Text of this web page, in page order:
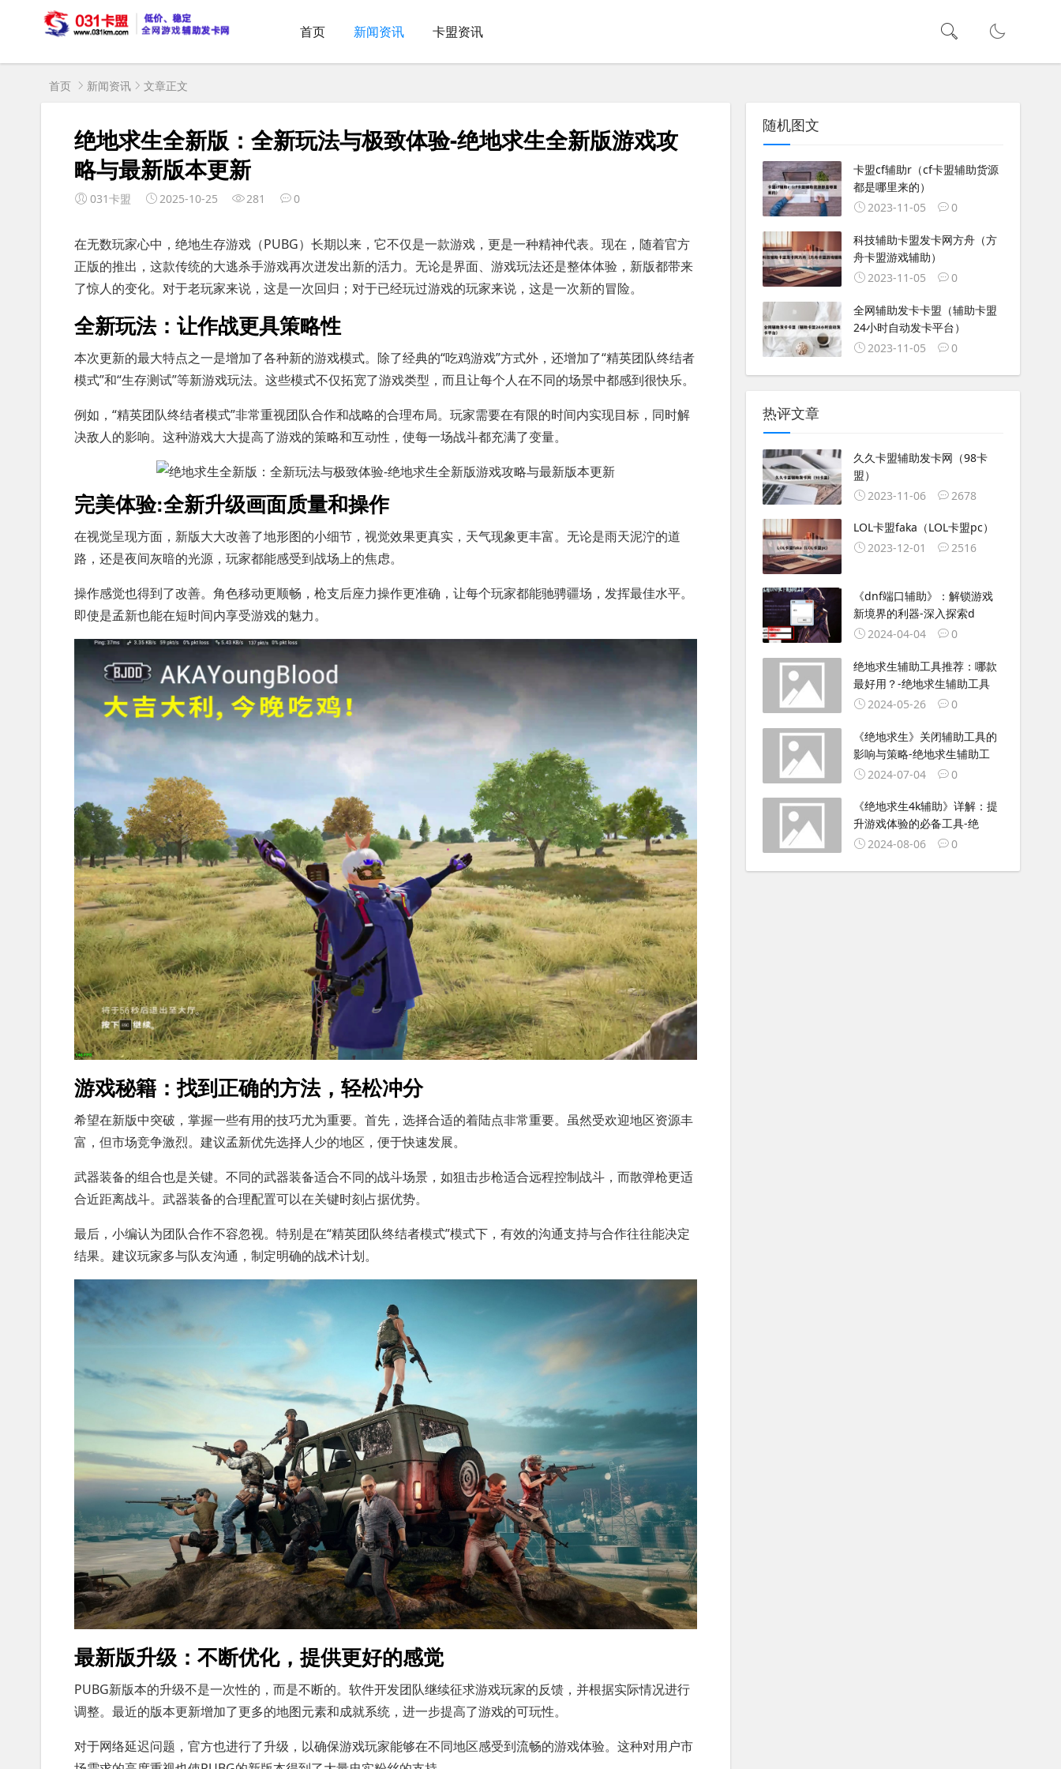
首页 新闻资讯 卡盟资讯
首页 新闻资讯 文章正文
绝地求生全新版：全新玩法与极致体验-绝地求生全新版游戏攻
略与最新版本更新
031卡盟 2025-10-25 281 0
在无数玩家心中，绝地生存游戏（PUBG）长期以来，它不仅是一款游戏，更是一种精神代表。现在，随着官方
正版的推出，这款传统的大逃杀手游戏再次迸发出新的活力。无论是界面、游戏玩法还是整体体验，新版都带来
了惊人的变化。对于老玩家来说，这是一次回归；对于已经玩过游戏的玩家来说，这是一次新的冒险。
全新玩法：让作战更具策略性
本次更新的最大特点之一是增加了各种新的游戏模式。除了经典的“吃鸡游戏”方式外，还增加了“精英团队终结者
模式”和“生存测试”等新游戏玩法。这些模式不仅拓宽了游戏类型，而且让每个人在不同的场景中都感到很快乐。
例如，“精英团队终结者模式”非常重视团队合作和战略的合理布局。玩家需要在有限的时间内实现目标，同时解
决敌人的影响。这种游戏大大提高了游戏的策略和互动性，使每一场战斗都充满了变量。
完美体验:全新升级画面质量和操作
在视觉呈现方面，新版大大改善了地形图的小细节，视觉效果更真实，天气现象更丰富。无论是雨天泥泞的道
路，还是夜间灰暗的光源，玩家都能感受到战场上的焦虑。
操作感觉也得到了改善。角色移动更顺畅，枪支后座力操作更准确，让每个玩家都能驰骋疆场，发挥最佳水平。
即使是孟新也能在短时间内享受游戏的魅力。
游戏秘籍：找到正确的方法，轻松冲分
希望在新版中突破，掌握一些有用的技巧尤为重要。首先，选择合适的着陆点非常重要。虽然受欢迎地区资源丰
富，但市场竞争激烈。建议孟新优先选择人少的地区，便于快速发展。
武器装备的组合也是关键。不同的武器装备适合不同的战斗场景，如狙击步枪适合远程控制战斗，而散弹枪更适
合近距离战斗。武器装备的合理配置可以在关键时刻占据优势。
最后，小编认为团队合作不容忽视。特别是在“精英团队终结者模式”模式下，有效的沟通支持与合作往往能决定
结果。建议玩家多与队友沟通，制定明确的战术计划。
最新版升级：不断优化，提供更好的感觉
PUBG新版本的升级不是一次性的，而是不断的。软件开发团队继续征求游戏玩家的反馈，并根据实际情况进行
调整。最近的版本更新增加了更多的地图元素和成就系统，进一步提高了游戏的可玩性。
对于网络延迟问题，官方也进行了升级，以确保游戏玩家能够在不同地区感受到流畅的游戏体验。这种对用户市
随机图文
卡盟cf辅助r（cf卡盟辅助货源
都是哪里来的）
2023-11-05
0
科技辅助卡盟发卡网方舟（方
舟卡盟游戏辅助）
2023-11-05
0
全网辅助发卡卡盟（辅助卡盟
24小时自动发卡平台）
2023-11-05
0
热评文章
久久卡盟辅助发卡网（98卡
盟）
2023-11-06
2678
LOL卡盟faka（LOL卡盟pc）
2023-12-01
2516
《dnf端口辅助》：解锁游戏
新境界的利器-深入探索d
2024-04-04
0
绝地求生辅助工具推荐：哪款
最好用？-绝地求生辅助工具
2024-05-26
0
《绝地求生》关闭辅助工具的
影响与策略-绝地求生辅助工
2024-07-04
0
《绝地求生4k辅助》详解：提
升游戏体验的必备工具-绝
2024-08-06
0